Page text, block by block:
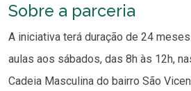
Sobre a parceria
A iniciativa terá duração de 24
aulas aos sábados, das 8h às 12h,
Cadeia Masculina do bairro São